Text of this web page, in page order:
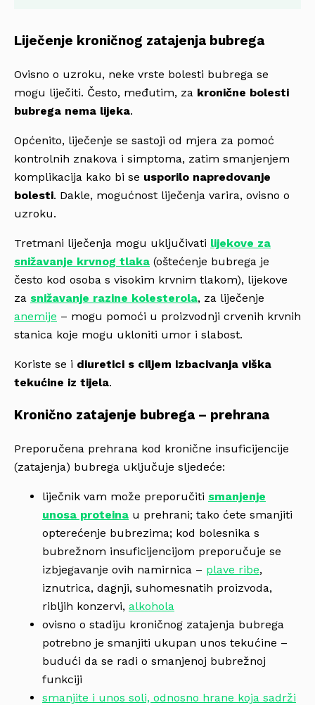
Liječenje kroničnog zatajenja bubrega
Ovisno o uzroku, neke vrste bolesti bubrega se
mogu liječiti. Često, međutim, za kronične bolesti
bubrega nema lijeka.
Općenito, liječenje se sastoji od mjera za pomoć
kontrolnih znakova i simptoma, zatim smanjenjem
komplikacija kako bi se usporilo napredovanje
bolesti. Dakle, mogućnost liječenja varira, ovisno o
uzroku.
Tretmani liječenja mogu uključivati lijekove za
snižavanje krvnog tlaka (oštećenje bubrega je
često kod osoba s visokim krvnim tlakom), lijekove
za snižavanje razine kolesterola, za liječenje
anemije – mogu pomoći u proizvodnji crvenih krvnih
stanica koje mogu ukloniti umor i slabost.
Koriste se i diuretici s ciljem izbacivanja viška
tekućine iz tijela.
Kronično zatajenje bubrega – prehrana
Preporučena prehrana kod kronične insuficijencije
(zatajenja) bubrega uključuje sljedeće:
liječnik vam može preporučiti smanjenje
unosa proteina u prehrani; tako ćete smanjiti
opterećenje bubrezima; kod bolesnika s
bubrežnom insuficijencijom preporučuje se
izbjegavanje ovih namirnica – plave ribe,
iznutrica, dagnji, suhomesnatih proizvoda,
ribljih konzervi, alkohola
ovisno o stadiju kroničnog zatajenja bubrega
potrebno je smanjiti ukupan unos tekućine –
budući da se radi o smanjenoj bubrežnoj
funkciji
smanjite i unos soli, odnosno hrane koja sadrži